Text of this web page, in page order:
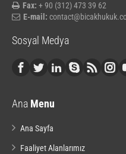
Fax: + 90 (312) 473 39 62
E-mail:
Sosyal Medya
Ana Menu
Ana Sayfa
Faaliyet Alanlarımız